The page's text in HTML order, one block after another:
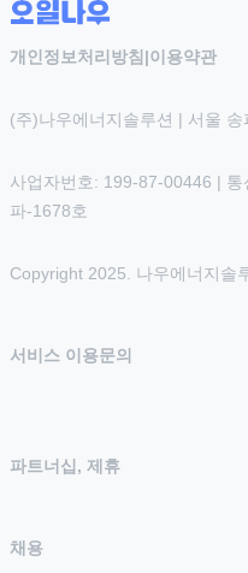
개인정보처리방침 |이용약관
(주)나우에너지솔루션 | 서울
사업자번호: 199-87-00446 |
파-1678호
Copyright 2025. 나우에너지솔
서비스 이용문의
파트너십, 제휴
채용